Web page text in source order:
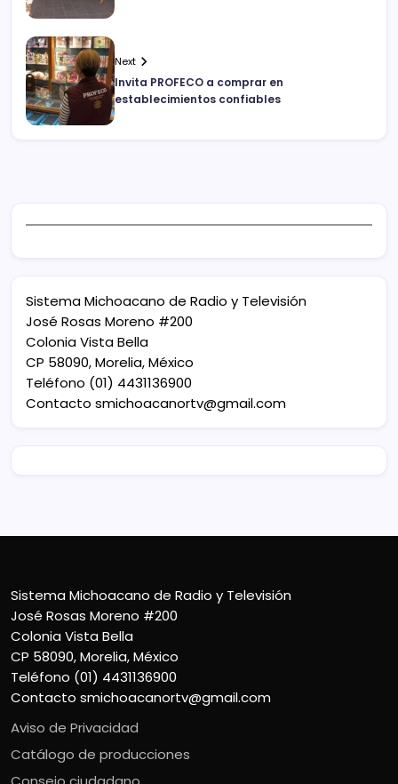
Next
Invita PROFECO a comprar en
establecimientos confiables
Sistema Michoacano de Radio y Televisión
José Rosas Moreno #200
Colonia Vista Bella
CP 58090, Morelia, México
Teléfono (01) 4431136900
Contacto smichoacanortv@gmail.com
Sistema Michoacano de Radio y Televisión
José Rosas Moreno #200
Colonia Vista Bella
CP 58090, Morelia, México
Teléfono (01) 4431136900
Contacto smichoacanortv@gmail.com
Aviso de Privacidad
Catálogo de producciones